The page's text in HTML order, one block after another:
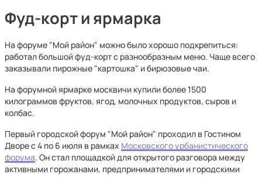
Фуд-корт и ярмарка
На форуме "Мой район" можно было хорошо подкрепиться:
работал большой фуд-корт с разнообразным меню. Чаще всего
заказывали пирожные "картошка" и бирюзовые чаи.
На форумной ярмарке москвичи купили более 1500
килограммов фруктов, ягод, молочных продуктов, сыров и
колбас.
Первый городской форум "Мой район" проходил в Гостином
Дворе с 4 по 6 июля в рамках Московского урбанистического
форума. Он стал площадкой для открытого разговора между
активными горожанами, предпринимателями и городскими